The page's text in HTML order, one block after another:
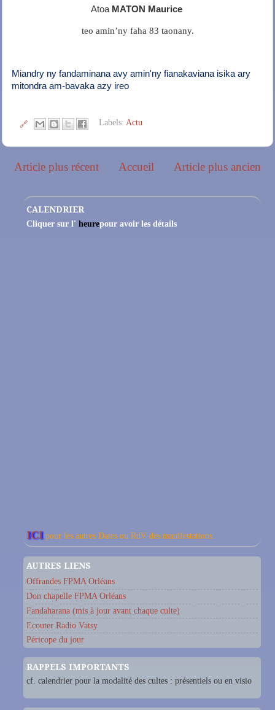
Atoa MATON Maurice
teo amin’ny faha 83 taonany.
Miandry ny fandaminana avy amin'ny fianakaviana isika ary
mitondra am-bavaka azy ireo
🔗 Labels: Actu
Article plus récent Article plus ancien
Accueil
CALENDRIER
Cliquer sur l' heurepour avoir les détails
ICI pour les autres Dates ou RdV des manifestations.
AUTRES LIENS
Offrandes FPMA Orléans
Don chapelle FPMA Orléans
Fandaharana (mis à jour avant chaque culte)
Ecouter Radio Vatsy
Péricope du jour
RAPPELS IMPORTANTS
cf. calendrier pour la modalité des cultes : présentiels ou en visio